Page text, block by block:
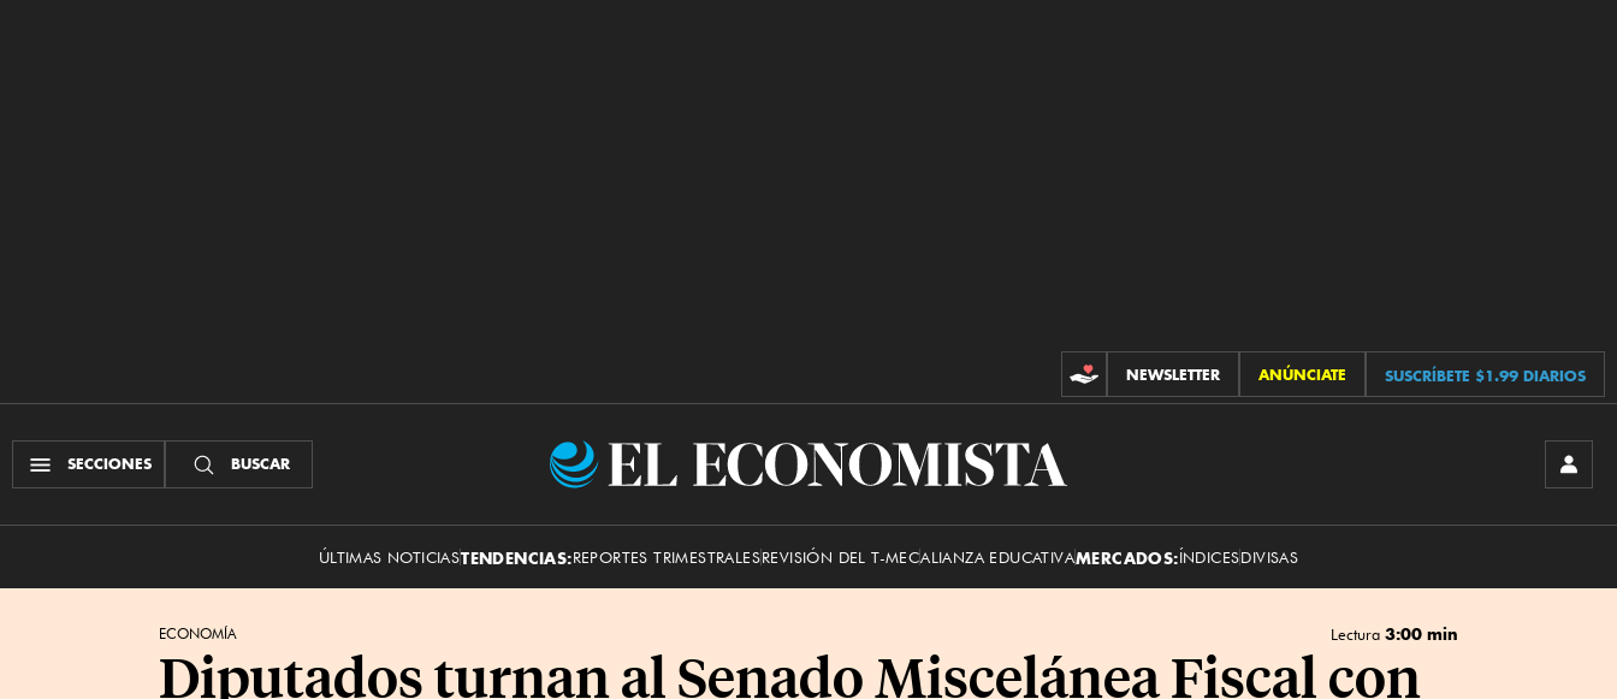
CONTRIBUCIONES
NEWSLETTER ANÚNCIATE SUSCRÍBETE $1.99 DIARIOS
SECCIONES BUSCAR
El
ÚLTIMAS NOTICIASTENDENCIAS:REPORTES TRIMESTRALESREVISIÓN DEL T-MECALIANZA EDUCATIVAMERCADOS:ÍNDICESDIVISAS
ECONOMÍA Lectura 3:00 min
Diputados turnan al Senado Miscelánea Fiscal con